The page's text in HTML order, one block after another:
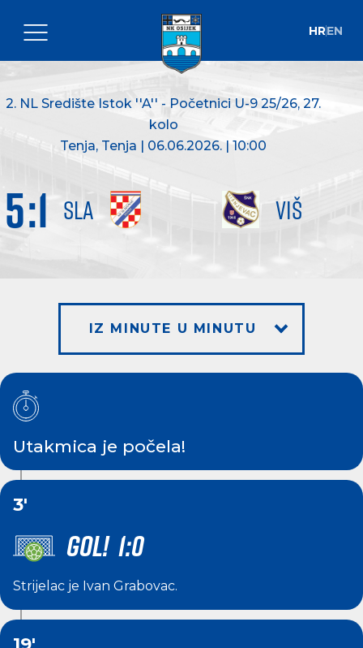
HREN
2. NL Središte Istok ''A'' - Početnici U-9 25/26, 27.
kolo
Tenja, Tenja | 06.06.2026. | 10:00
SLA VIŠ
5:1
IZ MINUTE U MINUTU
Utakmica je počela!
3'
GOL! 1:0
Strijelac je Ivan Grabovac.